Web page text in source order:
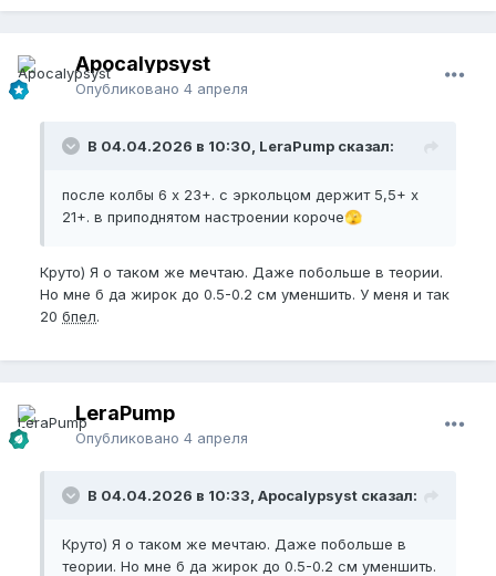
Apocalypsyst
Опубликовано 4 апреля
В 04.04.2026 в 10:30, LeraPump сказал:
после колбы 6 х 23+. с эркольцом держит 5,5+ х
21+. в приподнятом настроении короче🫣
Круто) Я о таком же мечтаю. Даже побольше в теории.
Но мне б да жирок до 0.5-0.2 см уменшить. У меня и так
20 бпел.
LeraPump
Опубликовано 4 апреля
В 04.04.2026 в 10:33, Apocalypsyst сказал:
Круто) Я о таком же мечтаю. Даже побольше в
теории. Но мне б да жирок до 0.5-0.2 см уменшить.